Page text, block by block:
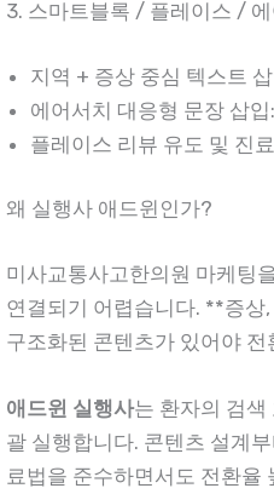
3. 스마트블록 / 플레이스 /
지역 + 증상 중심 텍스트
에어서치 대응형 문장 삽
플레이스 리뷰 유도 및 진
왜 실행사 애드윈인가?
미사교통사고한의원 마케팅
연결되기 어렵습니다. **증상
구조화된 콘텐츠가 있어야
애드윈 실행사는 환자의 검색
괄 실행합니다. 콘텐츠 설계
료법을 준수하면서도 전환율